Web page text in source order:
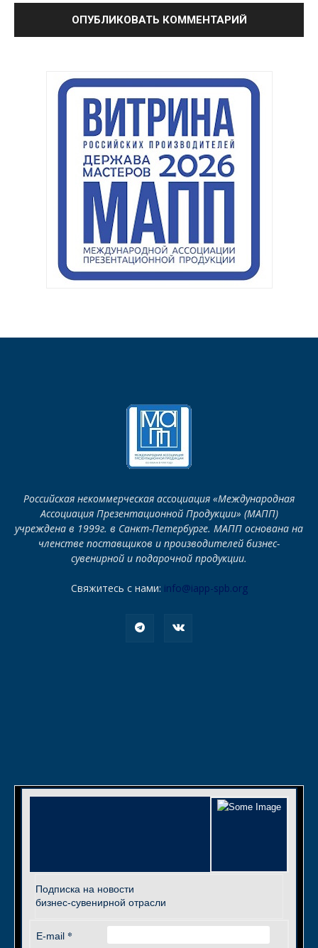
Российская некоммерческая ассоциация «Международная
Ассоциация Презентационной Продукции» (МАПП)
учреждена в 1999г. в Санкт-Петербурге. МАПП основана на
членстве поставщиков и производителей бизнес-
сувенирной и подарочной продукции.
Свяжитесь с нами: info@iapp-spb.org
Подписка на новости
бизнес-сувенирной отрасли
E-mail *